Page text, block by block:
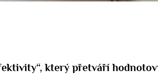
který přetváří